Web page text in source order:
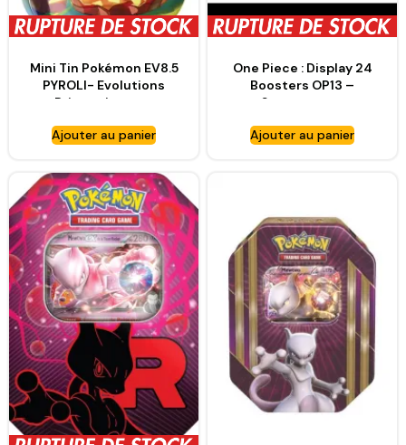
Mini Tin Pokémon EV8.5
PYROLI- Evolutions
Prismatiques –
Ajouter au panier
One Piece : Display 24
Boosters OP13 –
Successeurs
Ajouter au panier